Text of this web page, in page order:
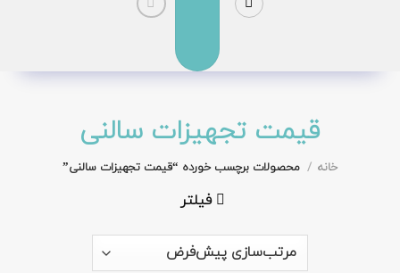
قیمت تجهیزات سالنی
خانه / محصولات برچسب خورده “قیمت تجهیزات سالنی”
فیلتر